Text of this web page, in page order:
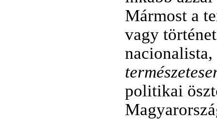
Mármost a
vagy
politikai